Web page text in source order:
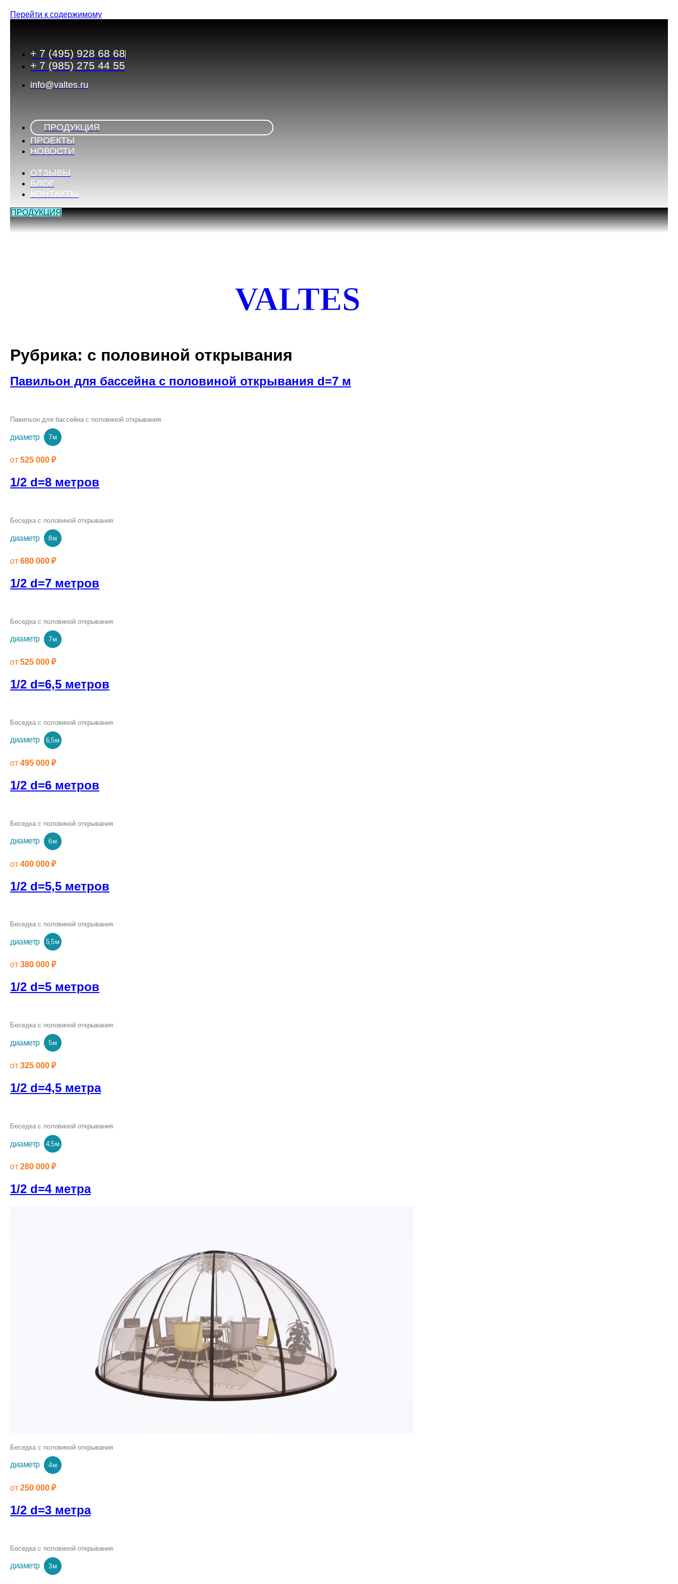
Перейти к содержимому
+ 7 (495) 928 68 68
+ 7 (985) 275 44 55
info@valtes.ru
ПРОДУКЦИЯ
ПРОЕКТЫ
НОВОСТИ
ОТЗЫВЫ
БЛОГ
КОНТАКТЫ
ПРОДУКЦИЯ
VALTES
Рубрика: с половиной открывания
Павильон для бассейна с половиной открывания d=7 м
Павильон для бассейна с половиной открывания
диаметр 7 м
от 525 000 ₽
1/2 d=8 метров
Беседка с половиной открывания
диаметр 8 м
от 680 000 ₽
1/2 d=7 метров
Беседка с половиной открывания
диаметр 7 м
от 525 000 ₽
1/2 d=6,5 метров
Беседка с половиной открывания
диаметр 6,5 м
от 495 000 ₽
1/2 d=6 метров
Беседка с половиной открывания
диаметр 6 м
от 400 000 ₽
1/2 d=5,5 метров
Беседка с половиной открывания
диаметр 5,5 м
от 380 000 ₽
1/2 d=5 метров
Беседка с половиной открывания
диаметр 5 м
от 325 000 ₽
1/2 d=4,5 метра
Беседка с половиной открывания
диаметр 4,5 м
от 280 000 ₽
1/2 d=4 метра
Беседка с половиной открывания
диаметр 4 м
от 250 000 ₽
1/2 d=3 метра
Беседка с половиной открывания
диаметр 3 м